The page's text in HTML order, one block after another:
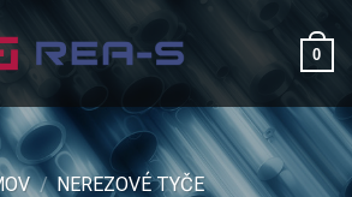
0
/ NEREZOVÉ TYČE